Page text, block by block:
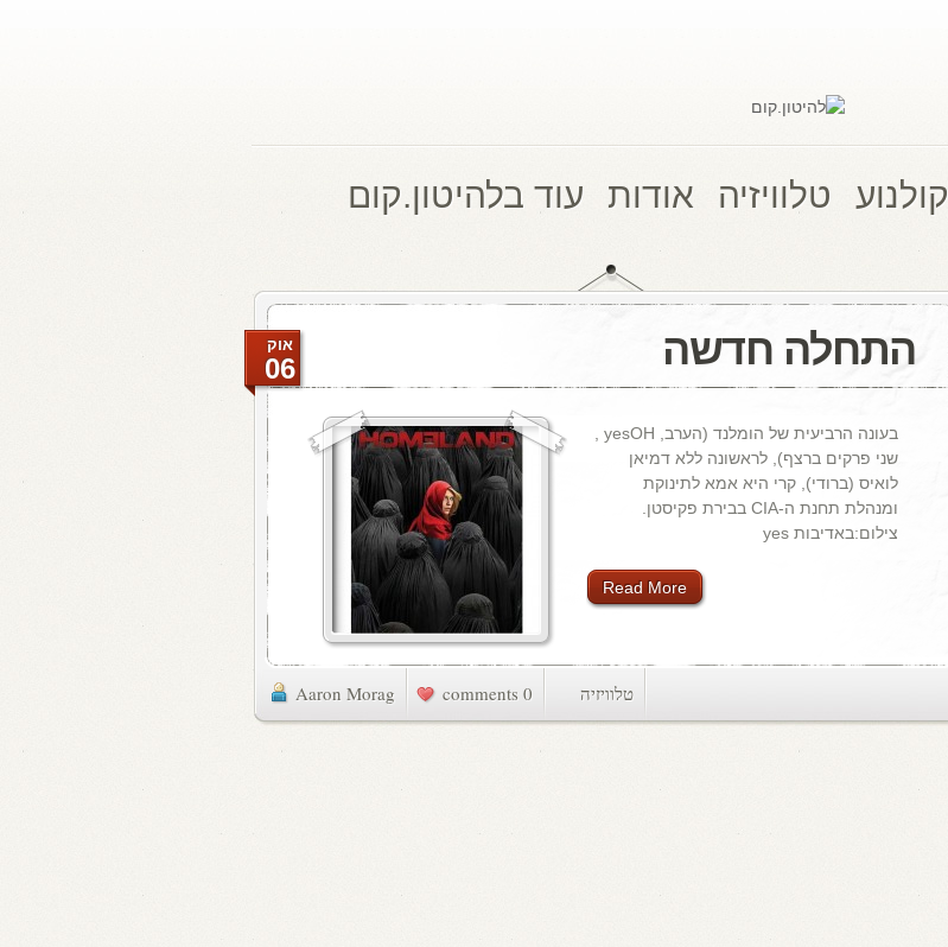
קולנוע טלוויזיה אודות עוד בלהיטון.קום
התחלה חדשה אוק
06
שני פרקים ברצף), לראשונה ללא דמיאן
לואיס (ברודי), קרי היא אמא לתינוקת
ומנהלת תחנת ה-CIA בבירת פקיסטן.
צילום:באדיבות yes
Read More
Aaron Morag 0 comments טלוויזיה